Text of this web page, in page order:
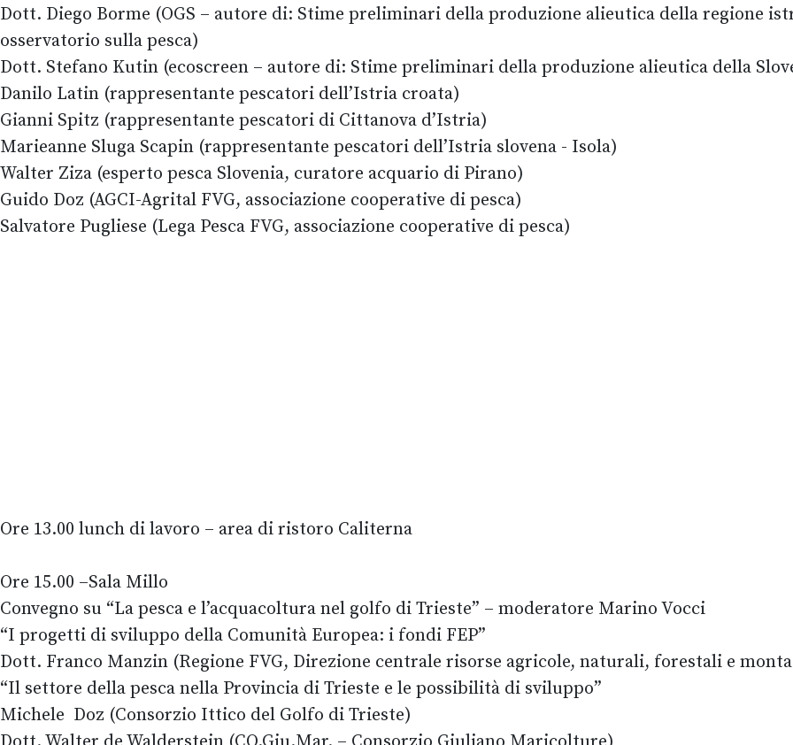
Dott. Diego Borme (OGS – autore di: Stime preliminari della produzione alieutica della regione
osservatorio sulla pesca)
Dott. Stefano Kutin (ecoscreen – autore di: Stime preliminari della produzione alieutica della
Danilo Latin (rappresentante pescatori dell’Istria croata)
Gianni Spitz (rappresentante pescatori di Cittanova d’Istria)
Marieanne Sluga Scapin (rappresentante pescatori dell’Istria slovena - Isola)
Walter Ziza (esperto pesca Slovenia, curatore acquario di Pirano)
Guido Doz (AGCI-Agrital FVG, associazione cooperative di pesca)
Salvatore Pugliese (Lega Pesca FVG, associazione cooperative di pesca)
Ore 13.00 lunch di lavoro – area di ristoro Caliterna
Ore 15.00 –Sala Millo
Convegno su “La pesca e l’acquacoltura nel golfo di Trieste” – moderatore Marino Vocci
“I progetti di sviluppo della Comunità Europea: i fondi FEP”
Dott. Franco Manzin (Regione FVG, Direzione centrale risorse agricole, naturali, forestali e
“Il settore della pesca nella Provincia di Trieste e le possibilità di sviluppo”
Michele Doz (Consorzio Ittico del Golfo di Trieste)